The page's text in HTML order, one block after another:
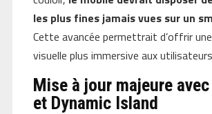
les plus fines jamais vues sur un
Cette avancée permettrait d’offrir
visuelle plus immersive aux
Mise à jour majeure avec
et Dynamic Island